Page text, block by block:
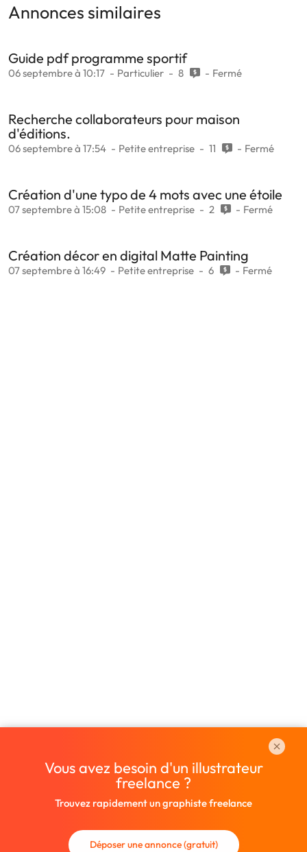
Annonces similaires
Guide pdf programme sportif
06 septembre à 10:17 Particulier 8 Fermé
Recherche collaborateurs pour maison
d'éditions.
06 septembre à 17:54 Petite entreprise 11 Fermé
Création d'une typo de 4 mots avec une étoile
07 septembre à 15:08 Petite entreprise 2 Fermé
Création décor en digital Matte Painting
07 septembre à 16:49 Petite entreprise 6 Fermé
Vous avez besoin d'un illustrateur
freelance ?
Trouvez rapidement un graphiste freelance
Déposer une annonce (gratuit)